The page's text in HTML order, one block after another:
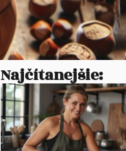
Najčítanejšie: